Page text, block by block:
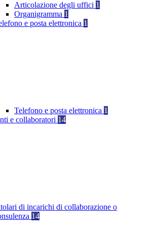
Articolazione degli uffici 1
Organigramma 1
e posta elettronica 1
Telefono e posta elettronica 1
e collaboratori 14
di incarichi di collaborazione o
14